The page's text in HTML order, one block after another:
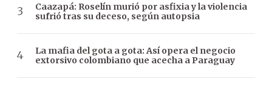
Caazapá: Roselín murió por asfixia y la violencia
sufrió tras su deceso, según autopsia
La mafia del gota a gota: Así opera el negocio
extorsivo colombiano que acecha a Paraguay